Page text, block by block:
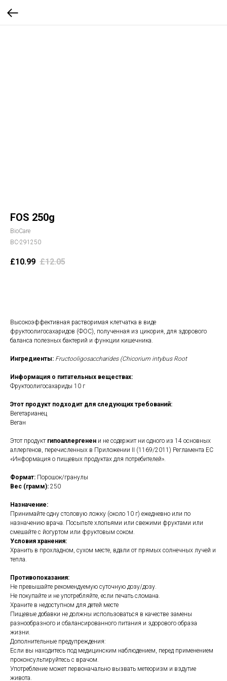
FOS 250g
BioCare
BC-291250
£10.99 £12.05
Высокоэффективная растворимая клетчатка в виде
фруктоолигосахаридов (ФОС), полученная из цикория, для здорового
баланса полезных бактерий и функции кишечника.
Ингредиенты: Fructooligosaccharides (Chicorium intybus Root
Информация о питательных веществах:
Фруктоолигосахариды 10 г
Этот продукт подходит для следующих требований:
Вегетарианец
Веган
Этот продукт гипоаллергенен и не содержит ни одного из 14 основных
аллергенов, перечисленных в Приложении II (1169/2011) Регламента ЕС
«Информация о пищевых продуктах для потребителей».
Формат: Порошок/гранулы
Вес (грамм): 250
Назначение:
Принимайте одну столовую ложку (около 10 г) ежедневно или по
назначению врача. Посыпьте хлопьями или свежими фруктами или
смешайте с йогуртом или фруктовым соком.
Условия хранения:
Хранить в прохладном, сухом месте, вдали от прямых солнечных лучей и
тепла.
Противопоказания:
Не превышайте рекомендуемую суточную дозу/дозу.
Не покупайте и не употребляйте, если печать сломана.
Храните в недоступном для детей месте
Пищевые добавки не должны использоваться в качестве замены
разнообразного и сбалансированного питания и здорового образа
жизни.
Дополнительные предупреждения:
Если вы находитесь под медицинским наблюдением, перед применением
проконсультируйтесь с врачом.
Употребление может первоначально вызвать метеоризм и вздутие
живота.